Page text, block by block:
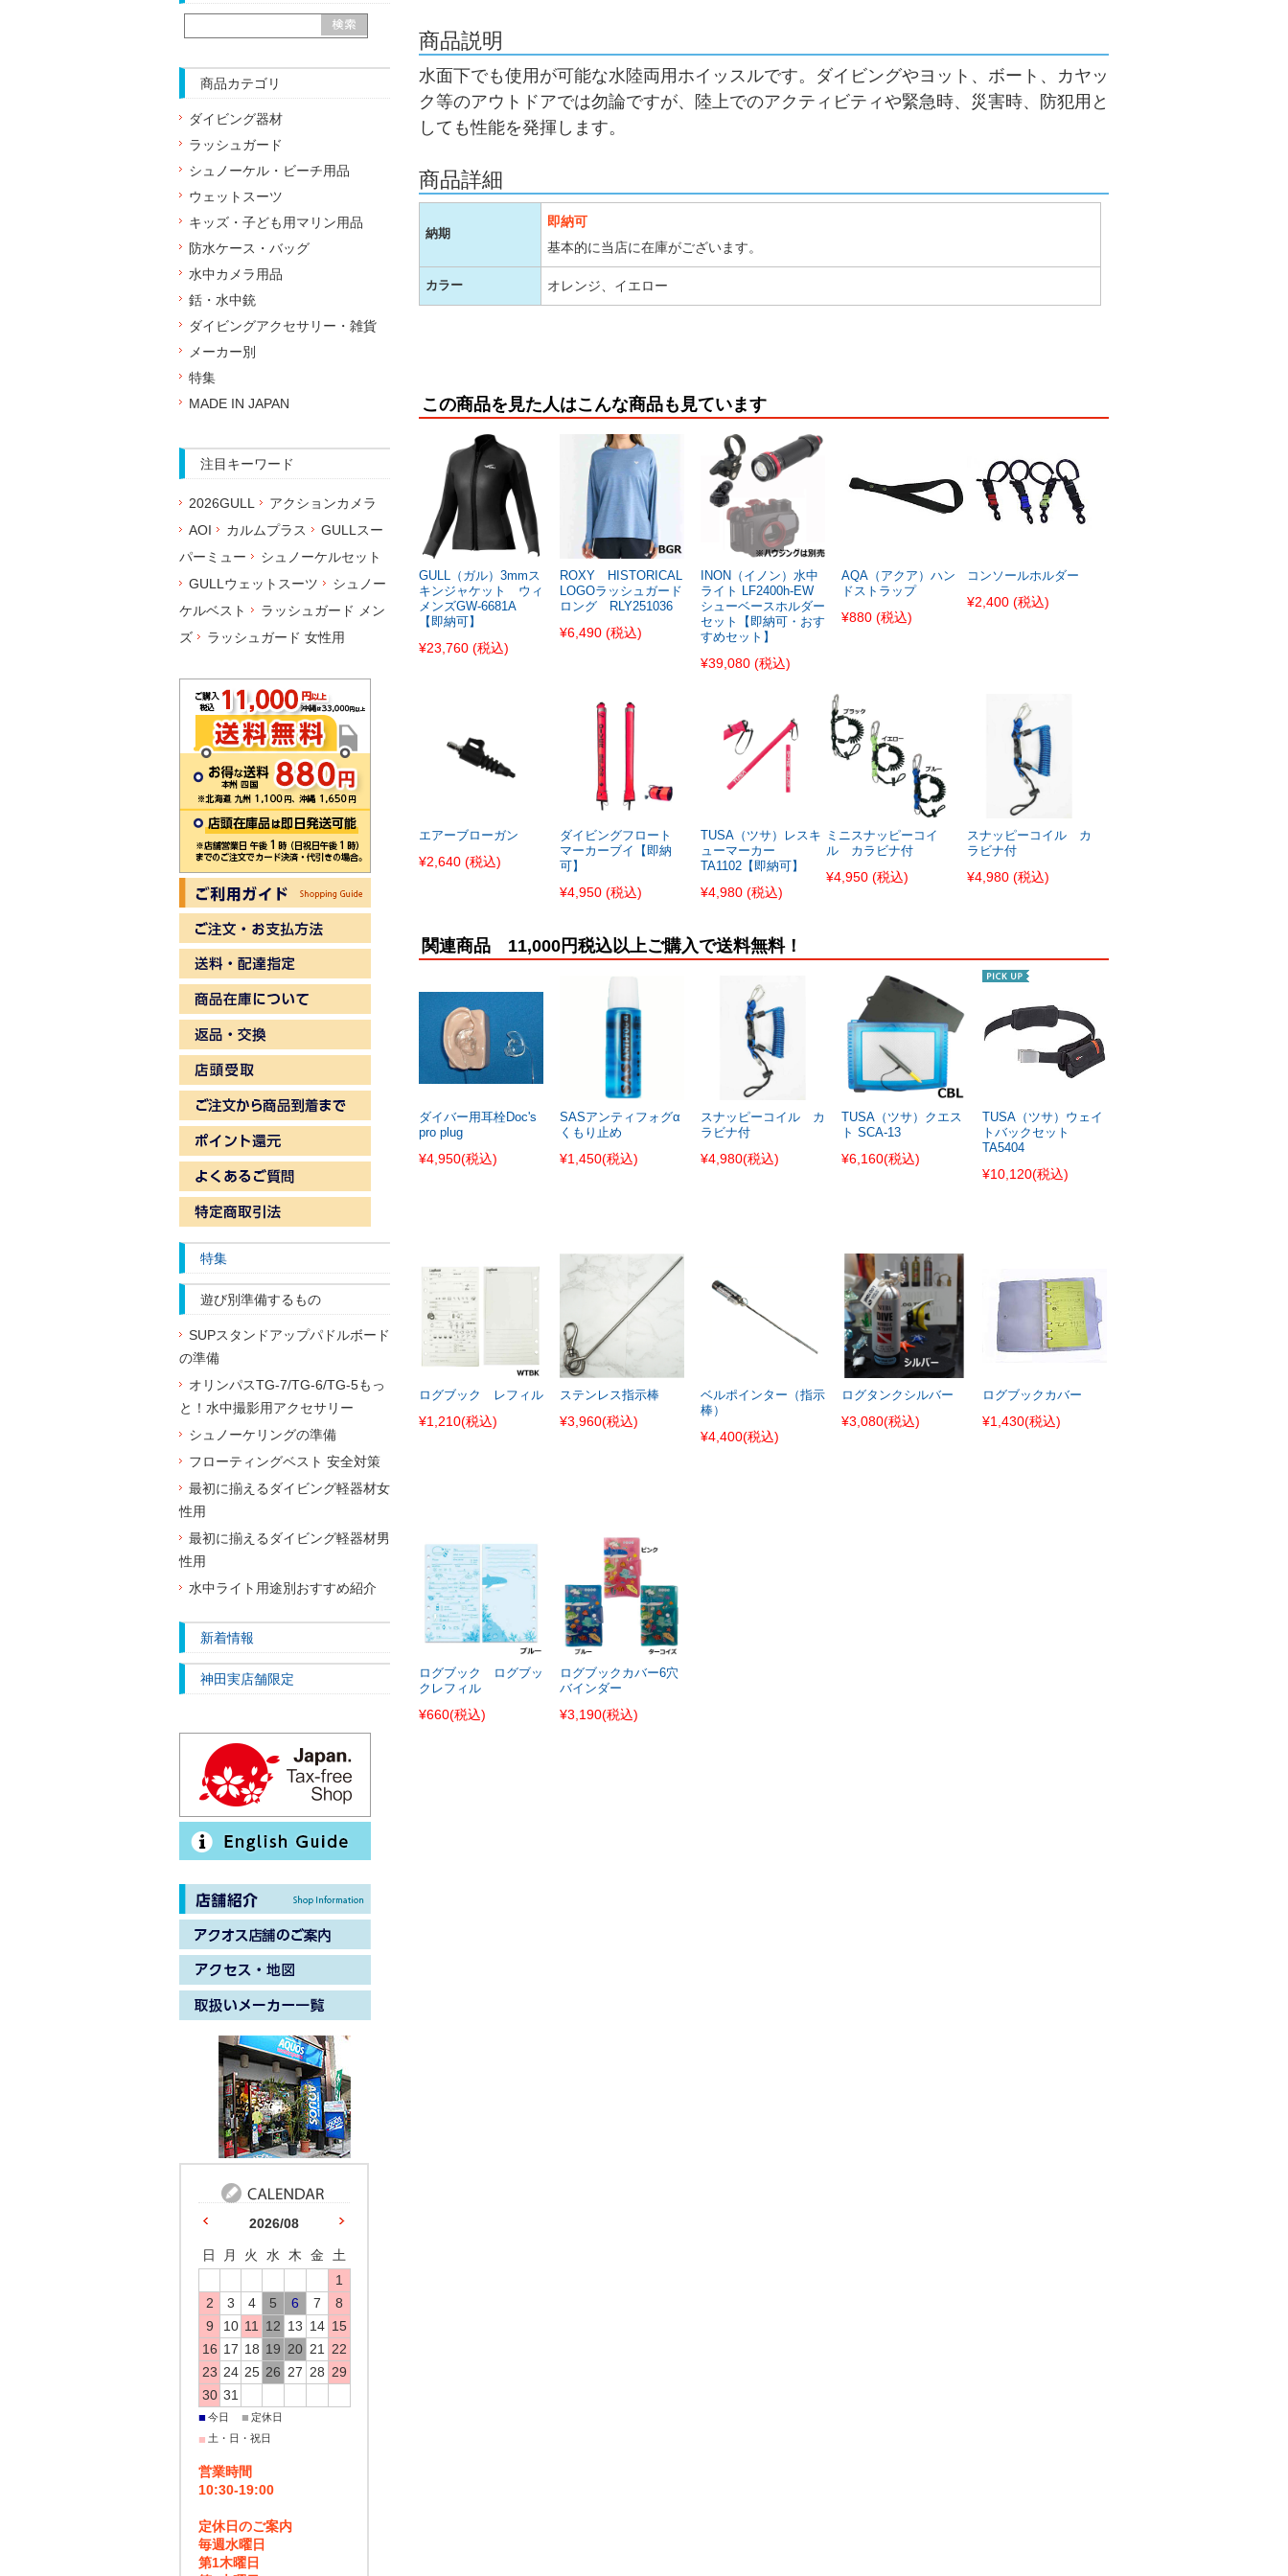
商品説明
水面下でも使用が可能な水陸両用ホイッスルです。ダイビングやヨット、ボート、カヤッ
ク等のアウトドアでは勿論ですが、陸上でのアクティビティや緊急時、災害時、防犯用と
しても性能を発揮します。
商品詳細
納期
即納可
基本的に当店に在庫がございます。
カラー オレンジ、イエロー
この商品を見た人はこんな商品も見ています
GULL（ガル）3mmス
キンジャケット ウィ
メンズGW-6681A
【即納可】
¥23,760 (税込)
ROXY HISTORICAL
LOGOラッシュガード
ロング RLY251036
¥6,490 (税込)
INON（イノン）水中
ライト LF2400h-EW
シューベースホルダー
セット【即納可・おす
すめセット】
¥39,080 (税込)
AQA（アクア）ハン
ドストラップ
¥880 (税込)
コンソールホルダー
¥2,400 (税込)
エアーブローガン
¥2,640 (税込)
ダイビングフロート
マーカーブイ【即納
可】
¥4,950 (税込)
TUSA（ツサ）レスキ
ューマーカー
TA1102【即納可】
¥4,980 (税込)
ミニスナッピーコイ
ル カラビナ付
¥4,950 (税込)
スナッピーコイル カ
ラビナ付
¥4,980 (税込)
関連商品 11,000円税込以上ご購入で送料無料！
ダイバー用耳栓Doc's
pro plug
¥4,950(税込)
SASアンティフォグα
くもり止め
¥1,450(税込)
スナッピーコイル カ
ラビナ付
¥4,980(税込)
TUSA（ツサ）クエス
ト SCA-13
¥6,160(税込)
TUSA（ツサ）ウェイ
トバックセット
TA5404
¥10,120(税込)
ログブック レフィル
¥1,210(税込)
ステンレス指示棒
¥3,960(税込)
ベルポインター（指示
棒）
¥4,400(税込)
ログタンクシルバー
¥3,080(税込)
ログブックカバー
¥1,430(税込)
ログブック ログブッ
クレフィル
¥660(税込)
ログブックカバー6穴
バインダー
¥3,190(税込)
商品カテゴリ
ダイビング器材
ラッシュガード
シュノーケル・ビーチ用品
ウェットスーツ
キッズ・子ども用マリン用品
防水ケース・バッグ
水中カメラ用品
銛・水中銃
ダイビングアクセサリー・雑貨
メーカー別
特集
MADE IN JAPAN
注目キーワード
2026GULL
アクションカメラ
AOI
カルムプラス
GULLスー
パーミュー
シュノーケルセット
GULLウェットスーツ
シュノー
ケルベスト
ラッシュガード メン
ズ
ラッシュガード 女性用
特集
遊び別準備するもの
SUPスタンドアップパドルボード
の準備
オリンパスTG-7/TG-6/TG-5もっ
と！水中撮影用アクセサリー
シュノーケリングの準備
フローティングベスト 安全対策
最初に揃えるダイビング軽器材女
性用
最初に揃えるダイビング軽器材男
性用
水中ライト用途別おすすめ紹介
新着情報
神田実店舗限定
2026/08
日 月 火 水 木 金
土
1
2
3 4 5 6 7
8
9
10 11 12 13 14 15
16 17 18 19 20 21
22
23 24 25 26 27 28 29
30 31
■ 今日 ■ 定休日
■ 土・日・祝日
営業時間
10:30-19:00
定休日のご案内
毎週水曜日
第1木曜日